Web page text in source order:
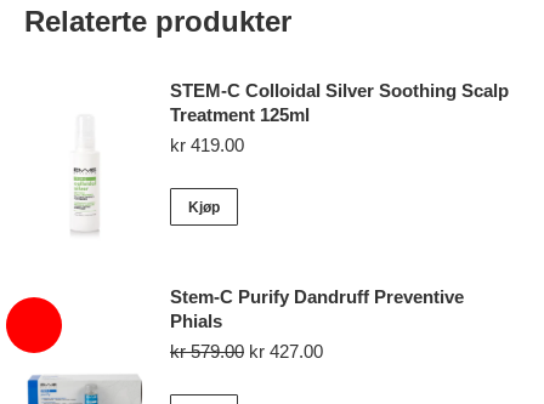
Relaterte produkter
STEM-C Colloidal Silver Soothing Scalp
Treatment 125ml
kr 419.00
Kjøp
Stem-C Purify Dandruff Preventive
Phials
kr579.00 Opprinnelig
kr 427.00Nåværende